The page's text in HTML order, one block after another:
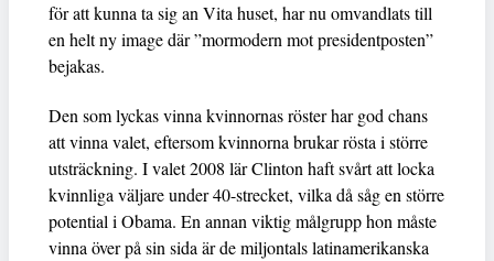
för att kunna ta sig an Vita huset, har nu omvandlats till
en helt ny image där ”mormodern mot presidentposten”
bejakas.
Den som lyckas vinna kvinnornas röster har god chans
att vinna valet, eftersom kvinnorna brukar rösta i större
utsträckning. I valet 2008 lär Clinton haft svårt att locka
kvinnliga väljare under 40-strecket, vilka då såg en större
potential i Obama. En annan viktig målgrupp hon måste
vinna över på sin sida är de miljontals latinamerikanska